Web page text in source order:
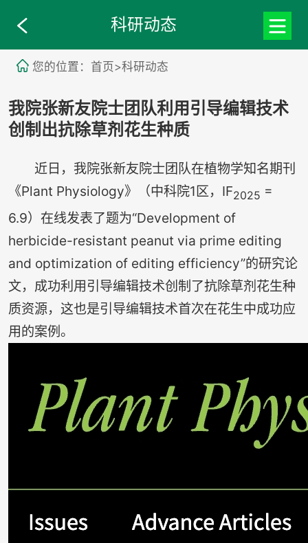
科研动态
您的位置：首页>科研动态
我院张新友院士团队利用引导编辑技术
创制出抗除草剂花生种质
近日，我院张新友院士团队在植物学知名期刊
《Plant Physiology》（中科院1区，IF2025 =
6.9）在线发表了题为“Development of
herbicide-resistant peanut via prime editing
and optimization of editing efficiency”的研究论
文，成功利用引导编辑技术创制了抗除草剂花生种
质资源，这也是引导编辑技术首次在花生中成功应
用的案例。